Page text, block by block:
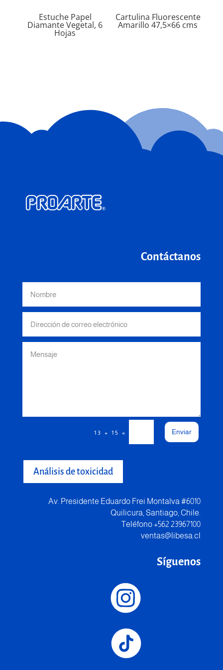
Estuche Papel
Diamante Vegetal, 6
Hojas
Cartulina Fluorescente
Amarillo 47,5×66 cms
Contáctanos
13 + 15 = Enviar
Análisis de toxicidad
Av. Presidente Eduardo Frei Montalva #6010
Quilicura, Santiago, Chile.
Teléfono +562 23967100
ventas@libesa.cl
Síguenos